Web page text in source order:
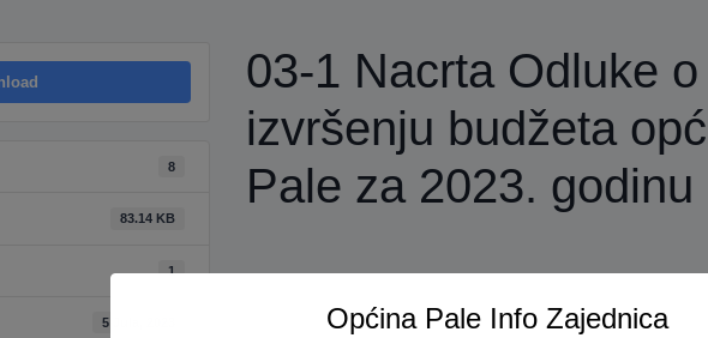
8
83.14 KB
1
5 Jula, 2023
03-1 Nacrta Odluke o
izvršenju budžeta
Pale za 2023. godinu
Općina Pale Info Zajednica